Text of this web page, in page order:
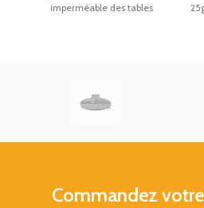
imperméable des tables
50x120cm, 50x38cm et
Métropolitaine (Hors Corse).
Commandez